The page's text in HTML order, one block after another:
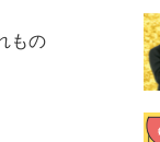
もの